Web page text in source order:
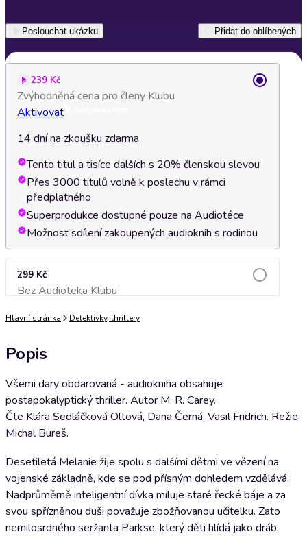
Poslouchat ukázku Přidat do oblíbených
239 Kč
Zvýhodněná cena pro členy Klubu
Aktivovat
14 dní na zkoušku zdarma
Tento titul a tisíce dalších s 20% členskou slevou
Přes 3000 titulů volně k poslechu v rámci
předplatného
Superprodukce dostupné pouze na Audiotéce
Možnost sdílení zakoupených audioknih s rodinou
299 Kč
Bez Audioteka KlubuPřidat do košíku
Hlavní stránka Detektivky, thrillery
Popis
Všemi dary obdarovaná - audiokniha obsahuje
postapokalyptický thriller. Autor M. R. Carey.
Čte Klára Sedláčková Oltová, Dana Černá, Vasil Fridrich. Režie
Michal Bureš.
Desetiletá Melanie žije spolu s dalšími dětmi ve vězení na
vojenské základně, kde se pod přísným dohledem vzdělává.
Nadprůměrně inteligentní dívka miluje staré řecké báje a za
svou spřízněnou duši považuje zbožňovanou učitelku. Zato
nemilosrdného seržanta Parkse, který děti hlídá jako dráb,